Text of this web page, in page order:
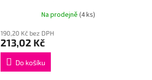
Na prodejně (4 ks)
190,20 Kč bez DPH
213,02 Kč
Do košíku